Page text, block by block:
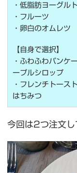
・低脂肪ヨーグルト
・フルーツ
・卵白のオムレツ
【自身で選択】
・ふわふわパンケ
ープルシロップ
・フレンチトース
はちみつ
今回は2つ注文し